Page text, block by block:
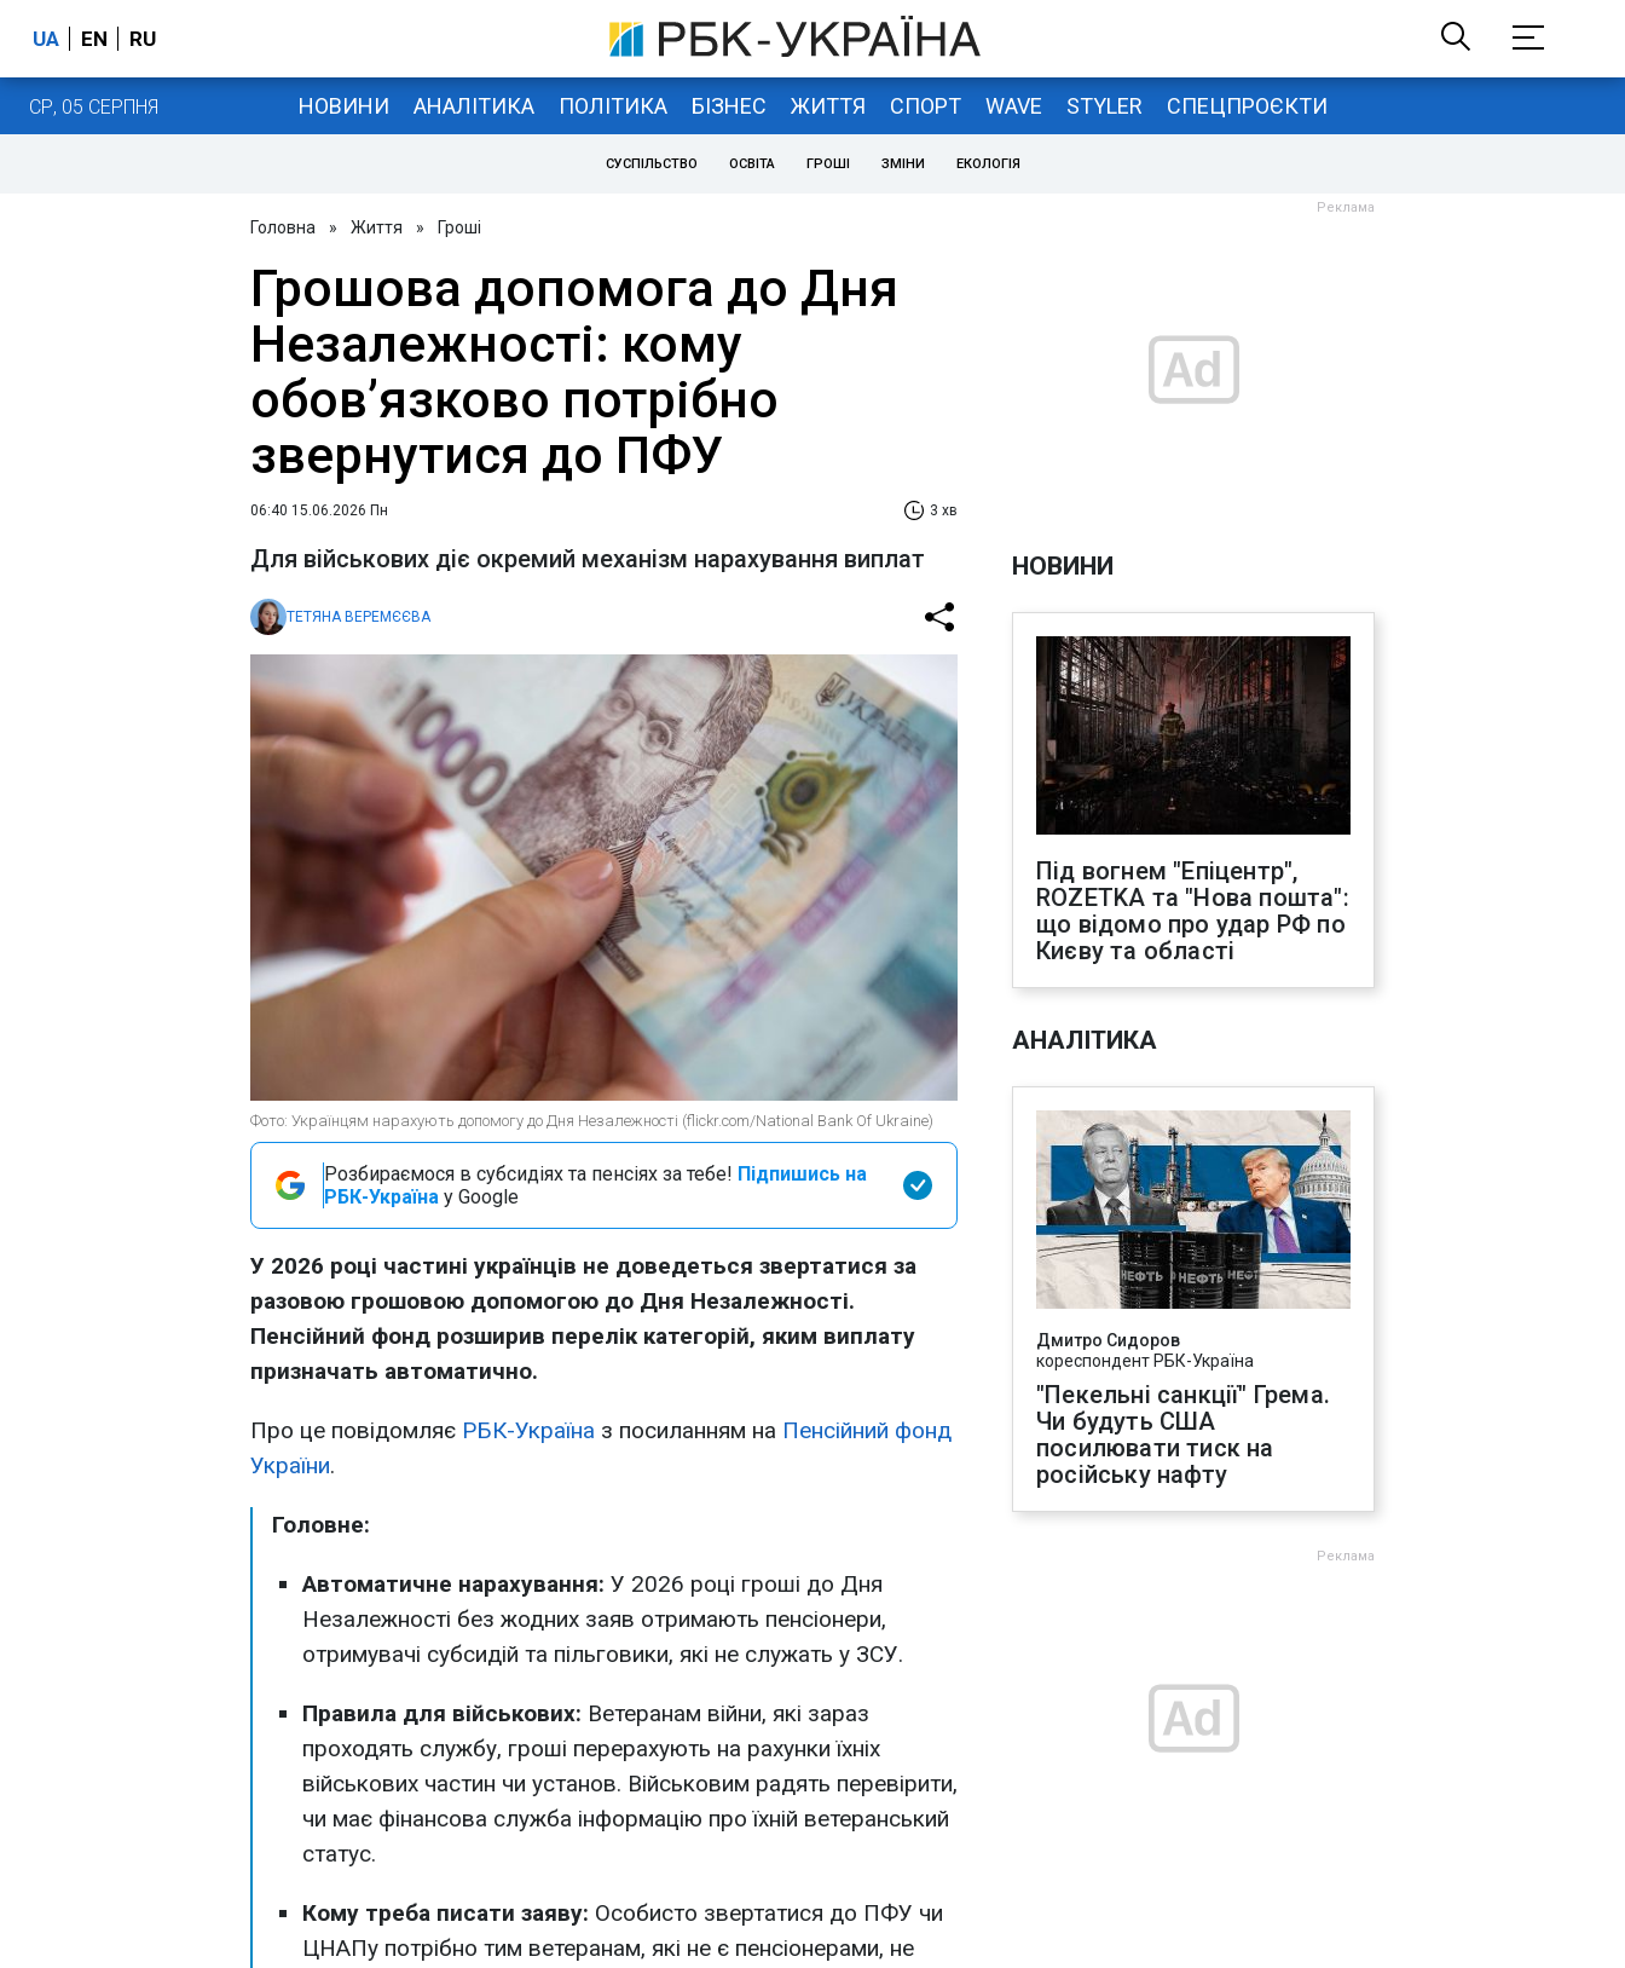
UA EN RU
СР, 05 СЕРПНЯ НОВИНИ АНАЛІТИКА ПОЛІТИКА БІЗНЕС ЖИТТЯ СПОРТ WAVE STYLER СПЕЦПРОЄКТИ
СУСПІЛЬСТВО ОСВІТА ГРОШІ ЗМІНИ ЕКОЛОГІЯ
Головна » Життя » Гроші
Грошова допомога до Дня
Незалежності: кому
обов’язково потрібно
звернутися до ПФУ
06:40 15.06.2026 Пн 3 хв
Для військових діє окремий механізм нарахування виплат
ТЕТЯНА ВЕРЕМЄЄВА
Фото: Українцям нарахують допомогу до Дня Незалежності (flickr.com/National Bank Of Ukraine)
Розбираємося в субсидіях та пенсіях за тебе! Підпишись на
РБК-Україна у Google
У 2026 році частині українців не доведеться звертатися за
разовою грошовою допомогою до Дня Незалежності.
Пенсійний фонд розширив перелік категорій, яким виплату
призначать автоматично.
Про це повідомляє РБК-Україна з посиланням на Пенсійний фонд
України.
Головне:
Автоматичне нарахування: У 2026 році гроші до Дня
Незалежності без жодних заяв отримають пенсіонери,
отримувачі субсидій та пільговики, які не служать у ЗСУ.
Правила для військових: Ветеранам війни, які зараз
проходять службу, гроші перерахують на рахунки їхніх
військових частин чи установ. Військовим радять перевірити,
чи має фінансова служба інформацію про їхній ветеранський
статус.
Кому треба писати заяву: Особисто звертатися до ПФУ чи
ЦНАПу потрібно тим ветеранам, які не є пенсіонерами, не
НОВИНИ
Під вогнем "Епіцентр",
ROZETKA та "Нова пошта":
що відомо про удар РФ по
Києву та області
АНАЛІТИКА
Дмитро Сидоров
кореспондент РБК-Україна
"Пекельні санкції" Грема.
Чи будуть США
посилювати тиск на
російську нафту